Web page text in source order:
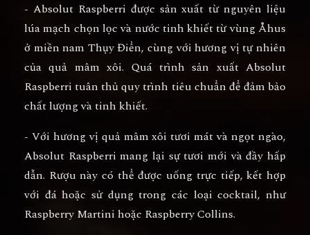
- Absolut Raspberri được sản xuất từ nguyên liệu
lúa mạch chọn lọc và nước tinh khiết từ vùng Åhus
ở miền nam Thụy Điển, cùng với hương vị tự nhiên
của quả mâm xôi. Quá trình sản xuất Absolut
Raspberri tuân thủ quy trình tiêu chuẩn để đảm bảo
chất lượng và tinh khiết.
- Với hương vị quả mâm xôi tươi mát và ngọt ngào,
Absolut Raspberri mang lại sự tươi mới và đầy hấp
dẫn. Rượu này có thể được uống trực tiếp, kết hợp
với đá hoặc sử dụng trong các loại cocktail, như
Raspberry Martini hoặc Raspberry Collins.